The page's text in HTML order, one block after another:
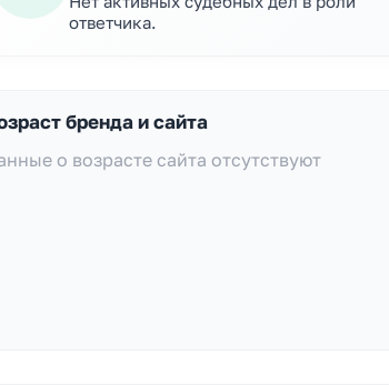
ответчика.
бренда и сайта
о возрасте сайта отсутствуют